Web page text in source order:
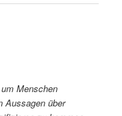
Menschen
Aussagen über